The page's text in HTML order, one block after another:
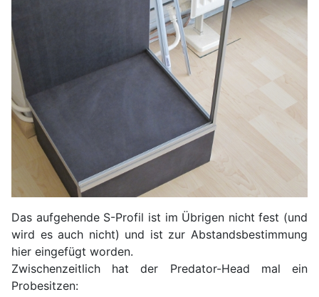
Das aufgehende S-Profil ist im Übrigen nicht fest (und
wird es auch nicht) und ist zur Abstandsbestimmung
hier eingefügt worden.
Zwischenzeitlich hat der Predator-Head mal ein
Probesitzen: